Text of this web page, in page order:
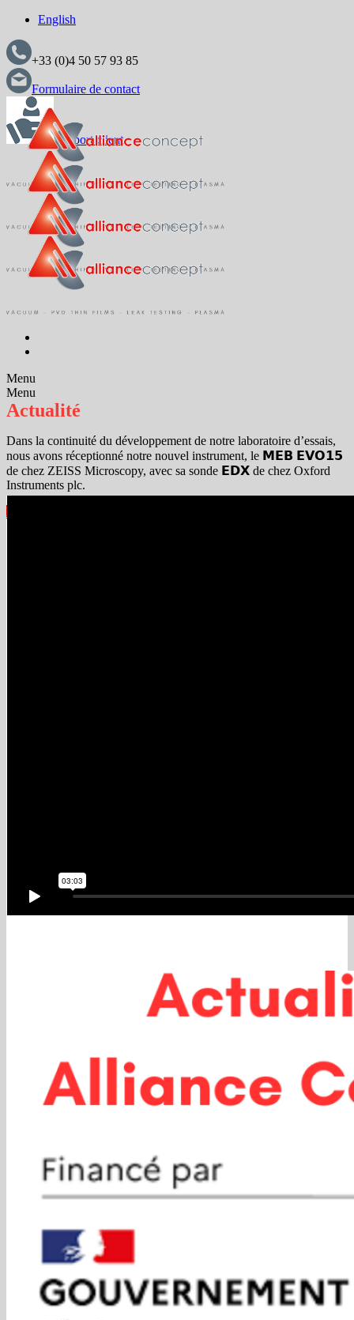
English
+33 (0)4 50 57 93 85
Formulaire de contact
Support client
Menu
Menu
Actualité
Dans la continuité du développement de notre laboratoire d’essais,
nous avons réceptionné notre nouvel instrument, le 𝗠𝗘𝗕 𝗘𝗩𝗢𝟭𝟱
de chez ZEISS Microscopy, avec sa sonde 𝗘𝗗𝗫 de chez Oxford
Instruments plc.
Découvrez le MEB EV015